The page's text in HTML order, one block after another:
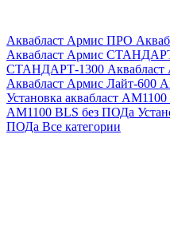
Аквабласт Армис ПРО
Аквабласт Армис
СТАНДАРТ-1300
Аквабласт Армис Лайт-600
Установка аквабласт
AM1100 BLS без ПОДа
ПОДа Все категории